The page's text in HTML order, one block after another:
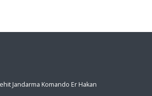
Jandarma Komando Er Hakan